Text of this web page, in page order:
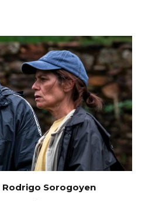
Rodrigo Sorogoyen